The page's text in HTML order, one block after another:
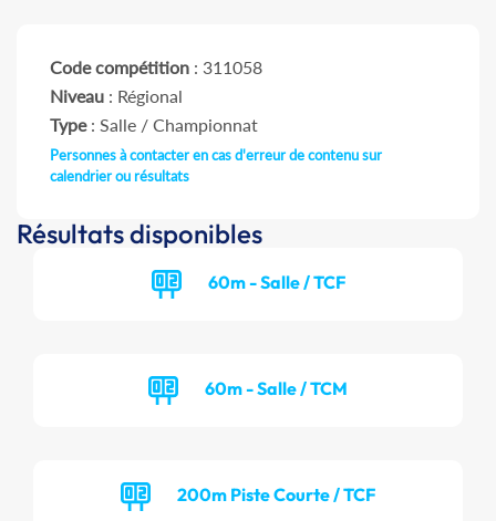
Code compétition : 311058
Niveau : Régional
Type: Salle / Championnat
Personnes à contacter en cas d'erreur de contenu sur
calendrier ou résultats
Résultats disponibles
60m - Salle / TCF
60m - Salle / TCM
200m Piste Courte / TCF